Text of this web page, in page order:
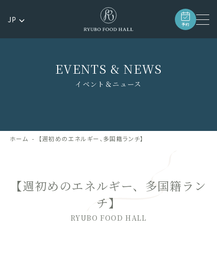
JP
予約
EVENTS & NEWS
イベント＆ニュース
ホーム 【週初めのエネルギー、多国籍ランチ】
【週初めのエネルギー、多国籍ラン
チ】
RYUBO FOOD HALL